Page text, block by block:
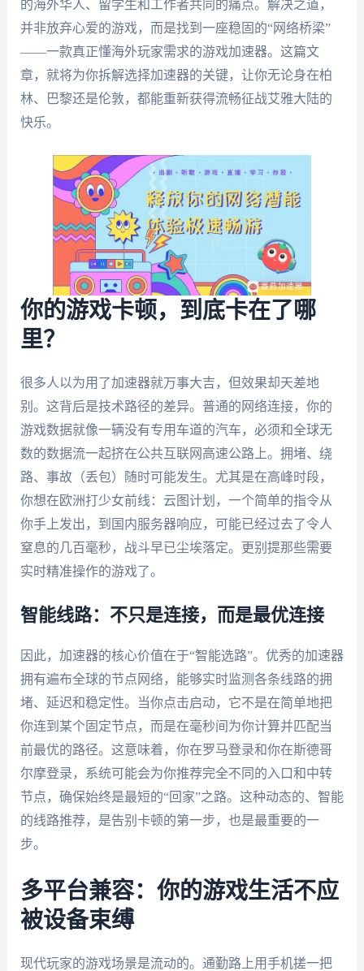
的海外华人、留学生和工作者共同的痛点。解决之道，
并非放弃心爱的游戏，而是找到一座稳固的“网络桥梁”
——一款真正懂海外玩家需求的游戏加速器。这篇文
章，就将为你拆解选择加速器的关键，让你无论身在柏
林、巴黎还是伦敦，都能重新获得流畅征战艾雅大陆的
快乐。
你的游戏卡顿，到底卡在了哪
里？
很多人以为用了加速器就万事大吉，但效果却天差地
别。这背后是技术路径的差异。普通的网络连接，你的
游戏数据就像一辆没有专用车道的汽车，必须和全球无
数的数据流一起挤在公共互联网高速公路上。拥堵、绕
路、事故（丢包）随时可能发生。尤其是在高峰时段，
你想在欧洲打少女前线：云图计划，一个简单的指令从
你手上发出，到国内服务器响应，可能已经过去了令人
窒息的几百毫秒，战斗早已尘埃落定。更别提那些需要
实时精准操作的游戏了。
智能线路：不只是连接，而是最优连接
因此，加速器的核心价值在于“智能选路”。优秀的加速器
拥有遍布全球的节点网络，能够实时监测各条线路的拥
堵、延迟和稳定性。当你点击启动，它不是在简单地把
你连到某个固定节点，而是在毫秒间为你计算并匹配当
前最优的路径。这意味着，你在罗马登录和你在斯德哥
尔摩登录，系统可能会为你推荐完全不同的入口和中转
节点，确保始终是最短的“回家”之路。这种动态的、智能
的线路推荐，是告别卡顿的第一步，也是最重要的一
步。
多平台兼容：你的游戏生活不应
被设备束缚
现代玩家的游戏场景是流动的。通勤路上用手机搓一把